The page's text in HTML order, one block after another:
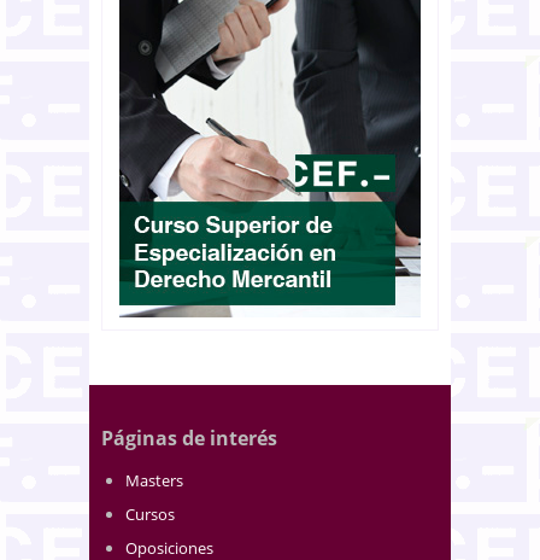
Páginas de interés
Masters
Cursos
Oposiciones